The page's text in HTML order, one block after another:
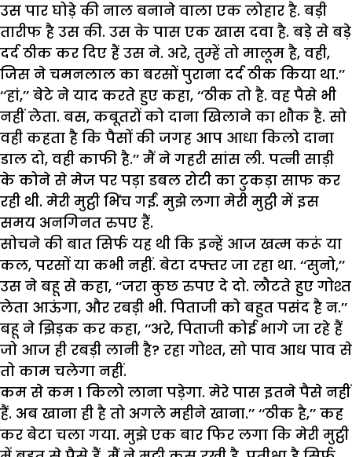
उस पार घोड़े की नाल बनाने वाला एक लोहार है. बड़ी
तारीफ है उस की. उस के पास एक खास दवा है. बड़े से बड़े
दर्द ठीक कर दिए हैं उस ने. अरे, तुम्हें तो मालूम है, वही,
जिस ने चमनलाल का बरसों पुराना दर्द ठीक किया था.’’
‘‘हां,’’ बेटे ने याद करते हुए कहा, ‘‘ठीक तो है. वह पैसे भी
नहीं लेता. बस, कबूतरों को दाना खिलाने का शौक है. सो
वही कहता है कि पैसों की जगह आप आधा किलो दाना
डाल दो, वही काफी है.’’ मैं ने गहरी सांस ली. पत्नी साड़ी
के कोने से मेज पर पड़ा डबल रोटी का टुकड़ा साफ कर
रही थी. मेरी मुट्ठी भिंच गईं. मुझे लगा मेरी मुट्ठी में इस
समय अनगिनत रुपए हैं.
सोचने की बात सिर्फ यह थी कि इन्हें आज खत्म करूं या
कल, परसों या कभी नहीं. बेटा दफ्तर जा रहा था. ‘‘सुनो,’’
उस ने बहू से कहा, ‘‘जरा कुछ रुपए दे दो. लौटते हुए गोश्त
लेता आऊंगा, और रबड़ी भी. पिताजी को बहुत पसंद है न.’’
बहू ने झिड़क कर कहा, ‘‘अरे, पिताजी कोई भागे जा रहे हैं
जो आज ही रबड़ी लानी है? रहा गोश्त, सो पाव आध पाव से
तो काम चलेगा नहीं.
कम से कम 1 किलो लाना पड़ेगा. मेरे पास इतने पैसे नहीं
हैं. अब खाना ही है तो अगले महीने खाना.’’ ‘‘ठीक है,’’ कह
कर बेटा चला गया. मुझे एक बार फिर लगा कि मेरी मुट्ठी